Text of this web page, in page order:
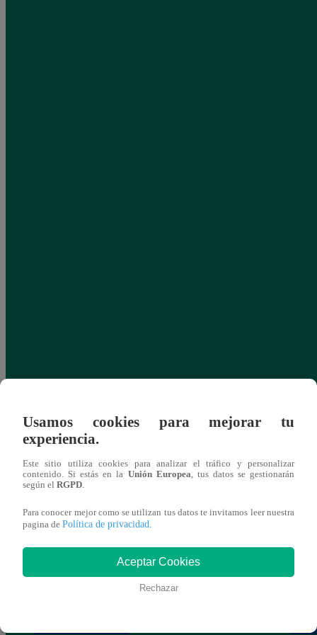
Usamos cookies para mejorar tu
experiencia.
Este sitio utiliza cookies para analizar el tráfico y personalizar
contenido. Si estás en la Unión Europea, tus datos se gestionarán
según el RGPD.
Para conocer mejor como se utilizan tus datos te invitamos leer nuestra
pagina de Política de privacidad.
Aceptar Cookies
Rechazar